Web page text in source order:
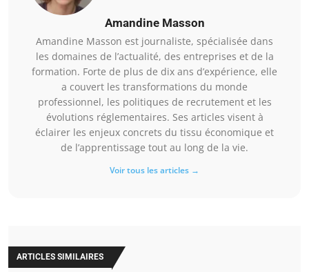
Amandine Masson
Amandine Masson est journaliste, spécialisée dans
les domaines de l’actualité, des entreprises et de la
formation. Forte de plus de dix ans d’expérience, elle
a couvert les transformations du monde
professionnel, les politiques de recrutement et les
évolutions réglementaires. Ses articles visent à
éclairer les enjeux concrets du tissu économique et
de l’apprentissage tout au long de la vie.
Voir tous les articles →
ARTICLES SIMILAIRES